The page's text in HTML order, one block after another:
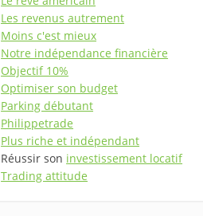
Les revenus autrement
Moins c'est mieux
Notre indépendance financière
Objectif 10%
Optimiser son budget
Parking débutant
Philippetrade
Plus riche et indépendant
Réussir son investissement locatif
Trading attitude